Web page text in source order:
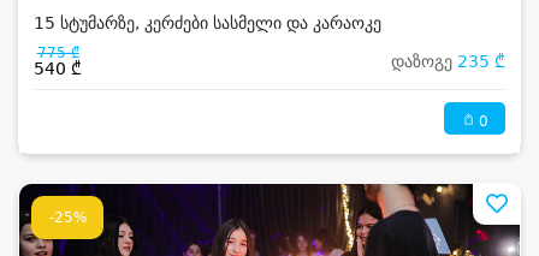
15 სტუმარზე, კერძები სასმელი და კარაოკე
775 ₾
540 ₾ დაზოგე 235 ₾
0
-25%